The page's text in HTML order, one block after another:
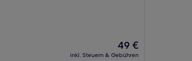
Der
Preis
49 €
inkl. Steuern & Gebühren